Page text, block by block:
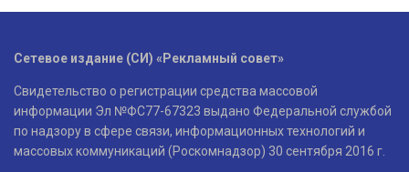
Сетевое издание (СИ) «Рекламный совет»
Свидетельство о регистрации средства массовой
информации Эл №ФС77-67323 выдано Федеральной службой
по надзору в сфере связи, информационных технологий и
массовых коммуникаций (Роскомнадзор) 30 сентября 2016 г.